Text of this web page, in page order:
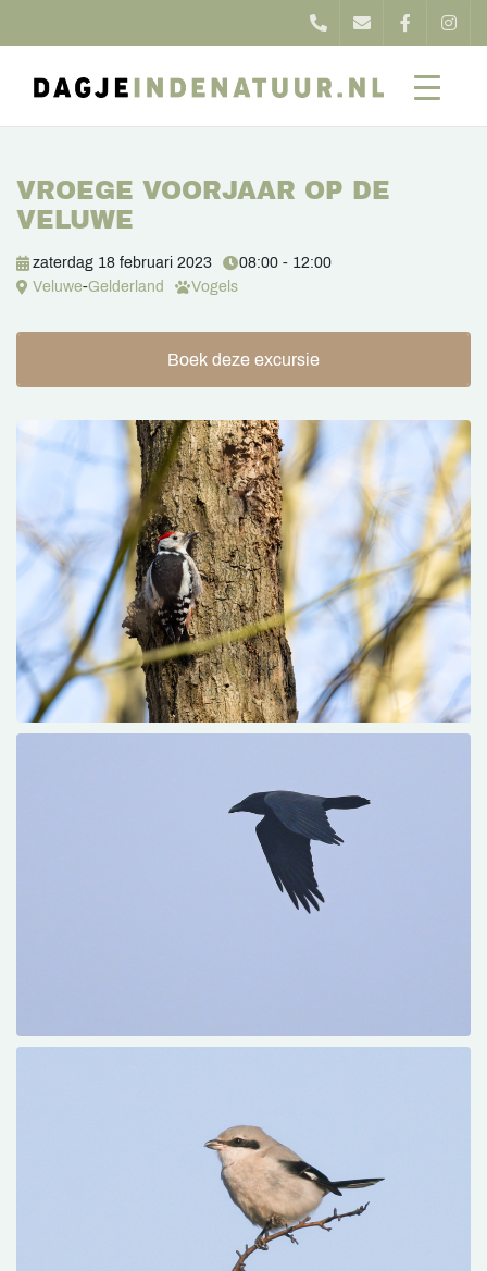
VROEGE VOORJAAR OP DE
VELUWE
zaterdag 18 februari 2023
08:00 - 12:00
Veluwe-Gelderland Vogels
Boek deze excursie